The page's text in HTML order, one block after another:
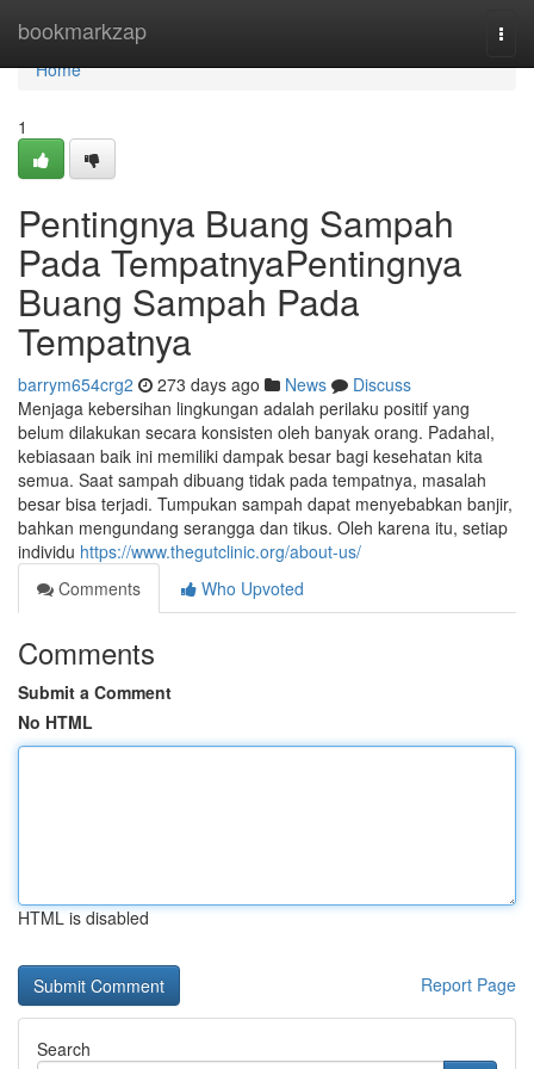
bookmarkzap
Home
Home
1
Pentingnya Buang Sampah
Pada TempatnyaPentingnya
Buang Sampah Pada
Tempatnya
barrym654crg2 273 days ago News
Discuss
Menjaga kebersihan lingkungan adalah perilaku positif yang
belum dilakukan secara konsisten oleh banyak orang. Padahal,
kebiasaan baik ini memiliki dampak besar bagi kesehatan kita
semua. Saat sampah dibuang tidak pada tempatnya, masalah
besar bisa terjadi. Tumpukan sampah dapat menyebabkan banjir,
bahkan mengundang serangga dan tikus. Oleh karena itu, setiap
individu https://www.thegutclinic.org/about-us/
Comments
Who Upvoted
Comments
Submit a Comment
No HTML
HTML is disabled
Report Page
Search